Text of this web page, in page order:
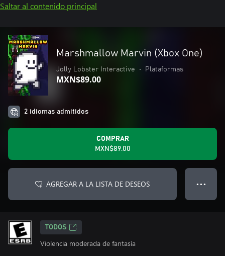
Saltar al contenido principal
Marshmallow Marvin (Xbox One)
Jolly Lobster Interactive • Plataformas
MXN$89.00
2 idiomas admitidos
COMPRAR
MXN$89.00
AGREGAR A LA LISTA DE DESEOS ● ● ●
TODOS
Violencia moderada de fantasía